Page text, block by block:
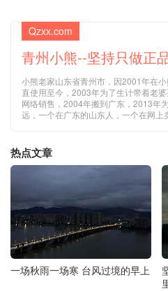
Qzxx.com
青州小熊--坚持只做正
小熊老家山东省青州市，因2001年在
直使用至今，2003年为了生计带着老
网络销售，2004年搬到广东，2013年
远，一个在广东的山东人，一个在网上
热点文章
一场秋雨一场寒 台风过境的早上